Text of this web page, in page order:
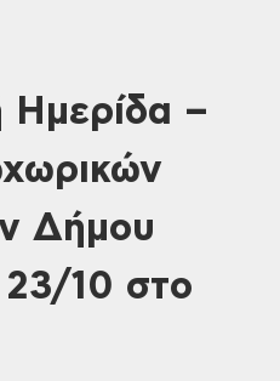
Ημερίδα –
Δήμου
23/10 στο